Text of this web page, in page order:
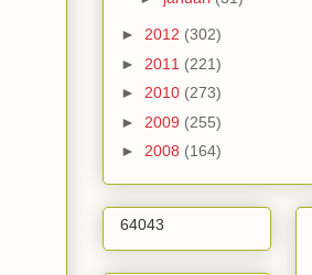
► 2012 (302)
► 2011 (221)
► 2010 (273)
► 2009 (255)
► 2008 (164)
64043